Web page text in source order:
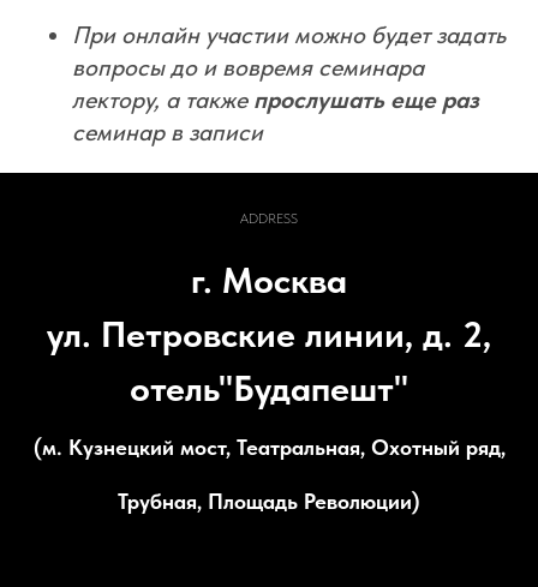
При онлайн участии можно будет задать
вопросы до и вовремя семинара
лектору, а также прослушать еще раз
семинар в записи
ADDRESS
г. Москва
ул. Петровские линии, д. 2,
отель"Будапешт"
(м. Кузнецкий мост, Театральная, Охотный ряд,
Трубная, Площадь Революции)